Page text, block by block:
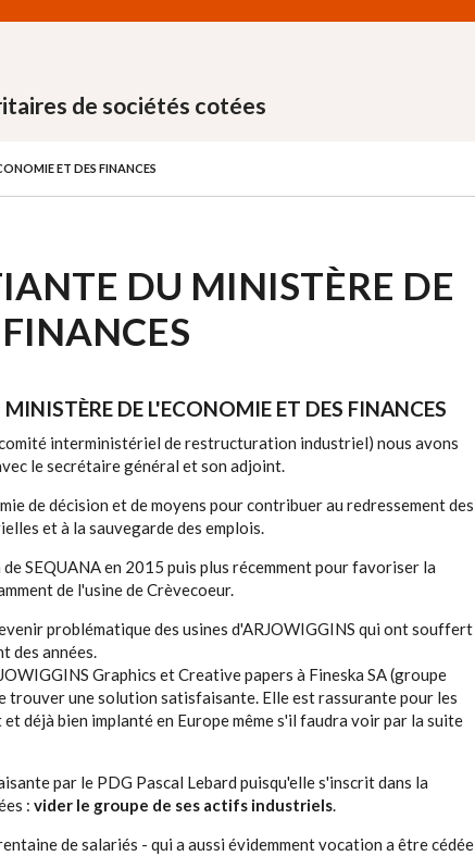
de sociétés cotées
ET DES FINANCES
DU MINISTÈRE DE
DE L'ECONOMIE ET DES FINANCES
interministériel de restructuration industriel) nous avons
le secrétaire général et son adjoint.
de décision et de moyens pour contribuer au redressement des
et à la sauvegarde des emplois.
SEQUANA en 2015 puis plus récemment pour favoriser la
de l'usine de Crèvecoeur.
problématique des usines d'ARJOWIGGINS qui ont souffert
des années.
Graphics et Creative papers à Fineska SA (groupe
trouver une solution satisfaisante. Elle est rassurante pour les
déjà bien implanté en Europe même s'il faudra voir par la suite
par le PDG Pascal Lebard puisqu'elle s'inscrit dans la
: vider le groupe de ses actifs industriels.
de salariés - qui a aussi évidemment vocation a être cédée